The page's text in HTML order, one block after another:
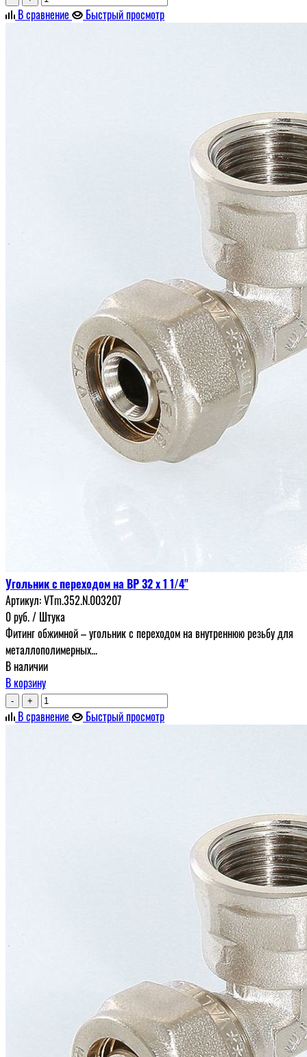
В сравнение Быстрый просмотр
Угольник с переходом на ВР 32 х 1 1/4"
Артикул:VTm.352.N.003207
0руб./ Штука
Фитинг обжимной – угольник с переходом на внутреннюю резьбу для
металлополимерных...
В наличии
В корзину
- +
В сравнение Быстрый просмотр